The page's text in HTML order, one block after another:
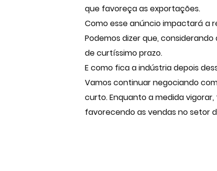
que favoreça as exportações.
Como esse anúncio impactará a
Podemos dizer que,
de curtíssimo prazo.
E como fica a indústria depois
Vamos continuar negociando
curto. Enquanto a medida
favorecendo as vendas no setor